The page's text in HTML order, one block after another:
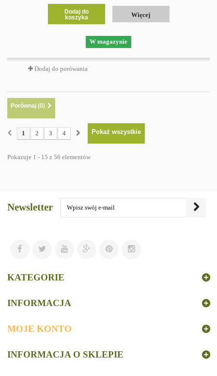
Dodaj do
koszyka
Więcej
W magazynie
Dodaj do porówania
Porównaj (0)
Pokaż wszystkie
1 2 3 4
Pokazuje 1 - 15 z 56 elementów
Newsletter
KATEGORIE
INFORMACJA
MOJE KONTO
INFORMACJA O SKLEPIE